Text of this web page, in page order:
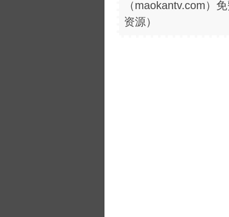
（maokantv.com）
资源）